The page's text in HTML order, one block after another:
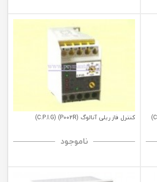
کنترل فاز ریلی آنالوگ (P002R) (C.P.I.G)
ناموجود